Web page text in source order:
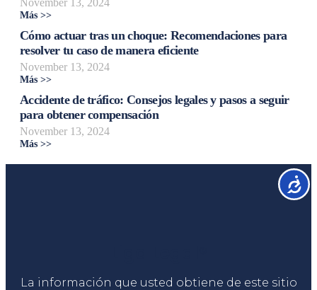
Más >>
Cómo actuar tras un choque: Recomendaciones para
resolver tu caso de manera eficiente
November 13, 2024
Más >>
Accidente de tráfico: Consejos legales y pasos a seguir
para obtener compensación
November 13, 2024
Más >>
La información que usted obtiene de este sitio